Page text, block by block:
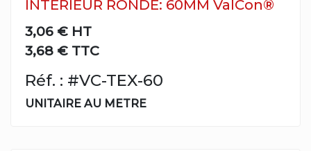
INTÉRIEUR RONDE: 60MM ValCon®
3,06 € HT
3,68 € TTC
Réf. : #VC-TEX-60
UNITAIRE AU METRE